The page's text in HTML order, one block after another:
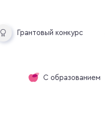
Грантовый конкурс
С образованием